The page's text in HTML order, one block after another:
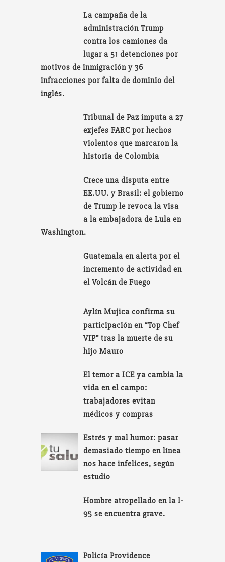
La campaña de la
administración Trump
contra los camiones da
lugar a 51 detenciones por
motivos de inmigración y 36
infracciones por falta de dominio del
inglés.
Tribunal de Paz imputa a 27
exjefes FARC por hechos
violentos que marcaron la
historia de Colombia
Crece una disputa entre
EE.UU. y Brasil: el gobierno
de Trump le revoca la visa
a la embajadora de Lula en
Washington.
Guatemala en alerta por el
incremento de actividad en
el Volcán de Fuego
Aylín Mujica confirma su
participación en “Top Chef
VIP” tras la muerte de su
hijo Mauro
El temor a ICE ya cambia la
vida en el campo:
trabajadores evitan
médicos y compras
Estrés y mal humor: pasar
demasiado tiempo en línea
nos hace infelices, según
estudio
Hombre atropellado en la I-
95 se encuentra grave.
Policía Providence